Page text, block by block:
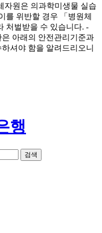
자원은 의과학미생물 실습
를 위반할 경우 「병원체
처벌받을 수 있습니다. -
아래의 안전관리기준과
셔야 함을 알려드리오니
행